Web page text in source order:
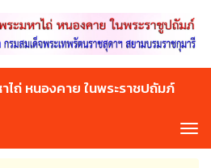
ไถ่ หนองคาย ในพระราชปถัมภ์